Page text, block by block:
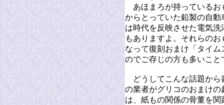
あほまろが持っているお
からとっていた鉛製の自
は時代を反映させた電気
もありますよ。それらの
なって復刻おまけ「タイ
のでご存じの方も多いこと
どうしてこんな話題から
の業者がグリコのおまけ
は、紙もの関係の骨董を